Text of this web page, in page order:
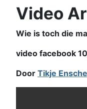
Video
Wie is toch die
video facebook
Door Tikje